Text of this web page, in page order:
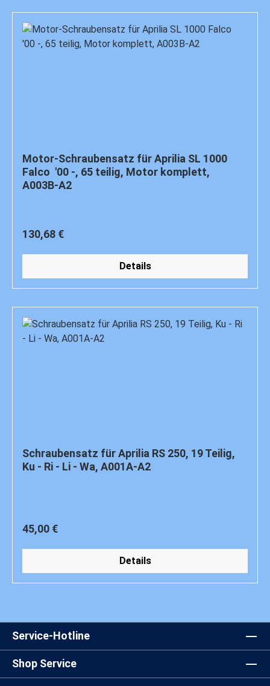
Motor-Schraubensatz für Aprilia SL 1000
Falco '00 -, 65 teilig, Motor komplett,
A003B-A2
Regulärer Preis:
130,68 €
Details
Schraubensatz für Aprilia RS 250, 19 Teilig,
Ku - Ri - Li - Wa, A001A-A2
Regulärer Preis:
45,00 €
Details
Service-Hotline
Shop Service